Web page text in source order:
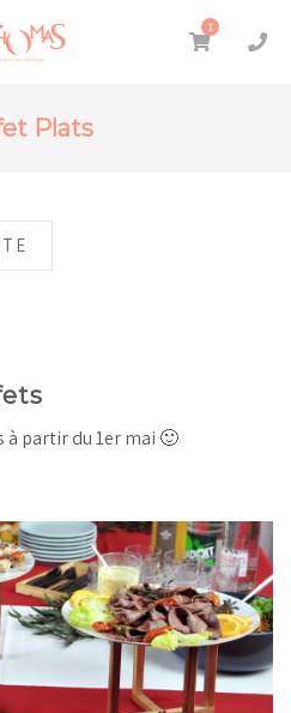
1
Plats
à partir du 1er mai 🙂